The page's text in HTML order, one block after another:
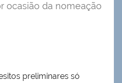
ocasião da nomeação
preliminares só